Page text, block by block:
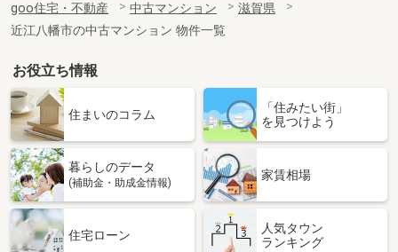
goo住宅・不動産 中古マンション
滋賀県
近江八幡市の中古マンション 物件一覧
お役立ち情報
住まいのコラム
「住みたい街」
を見つけよう
暮らしのデータ
(補助金・助成金情報)
家賃相場
住宅ローン
人気タウン
ランキング